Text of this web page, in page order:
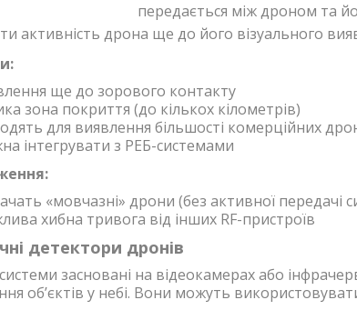
передається між дроном та
активність дрона ще до його візуального
ще до зорового контакту
зона покриття (до кількох кілометрів)
для виявлення більшості комерційних
інтегрувати з РЕБ-системами
«мовчазні» дрони (без активної передачі
хибна тривога від інших RF-пристроїв
детектори дронів
засновані на відеокамерах або
об’єктів у небі. Вони можуть